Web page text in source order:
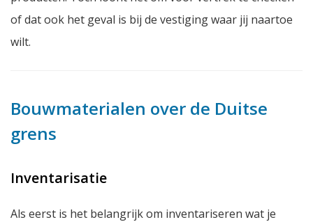
of dat ook het geval is bij de vestiging waar jij naartoe
wilt.
Bouwmaterialen over de Duitse
grens
Inventarisatie
Als eerst is het belangrijk om inventariseren wat je